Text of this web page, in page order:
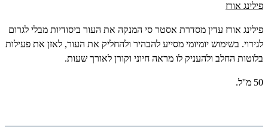
פילינג אורז
פילינג אורז עדין מסדרת אסטר סי המנקה את העור ביסודיות מבלי לגרום
לגירוי. בשימוש יומיומי מסייע להבהיר ולהחליק את העור, לאזן את פעילות
בלוטות החלב ולהעניק לו מראה חיוני וקורן לאורך שעות.
50 מ''ל.